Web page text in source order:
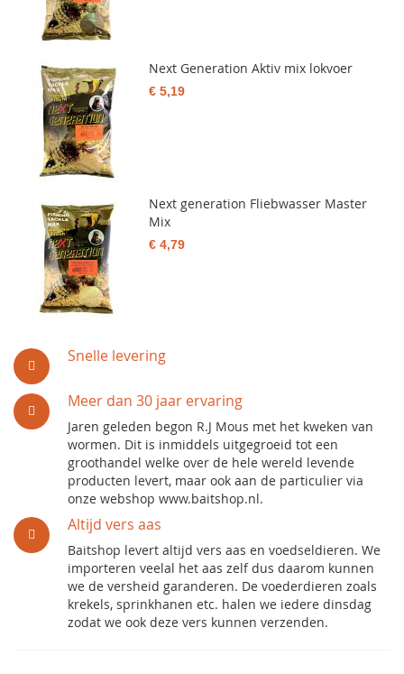
Snelle levering
Meer dan 30 jaar ervaring
Jaren geleden begon R.J Mous met het kweken van
wormen. Dit is inmiddels uitgegroeid tot een
groothandel welke over de hele wereld levende
producten levert, maar ook aan de particulier via
onze webshop www.baitshop.nl.
Altijd vers aas
Baitshop levert altijd vers aas en voedseldieren. We
importeren veelal het aas zelf dus daarom kunnen
we de versheid garanderen. De voederdieren zoals
krekels, sprinkhanen etc. halen we iedere dinsdag
zodat we ook deze vers kunnen verzenden.
Next Generation Aktiv mix lokvoer
€ 5,19
Next generation Fliebwasser Master
Mix
€ 4,79